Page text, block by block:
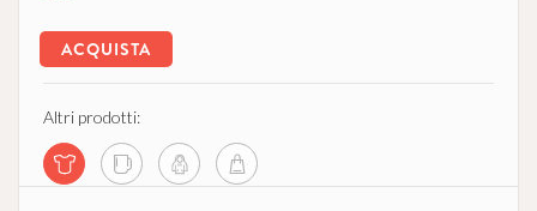
ACQUISTA
Altri prodotti: